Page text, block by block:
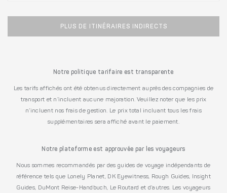
PLUS DE ITINÉRAIRES INDIRECTS
Notre politique tarifaire est transparente
Les tarifs affichés ont été obtenus directement auprès des compagnies de
transport et n’incluent aucune majoration. Veuillez noter que les prix
n’incluent nos frais de gestion. Le prix total incluant tous les frais
supplémentaires sera affiché avant le paiement.
Notre plateforme est approuvée par les voyageurs
Nous sommes recommandés par des guides de voyage indépendants de
référence tels que Lonely Planet, DK Eyewitness, Rough Guides, Insight
Guides, DuMont Reise-Handbuch, Le Routard et d’autres. Les voyageurs